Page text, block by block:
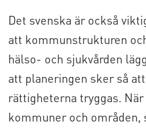
Det svenska är också
att kommunstrukturen
hälso- och sjukvården
att planeringen sker så
rättigheterna tryggas.
kommuner och områden,